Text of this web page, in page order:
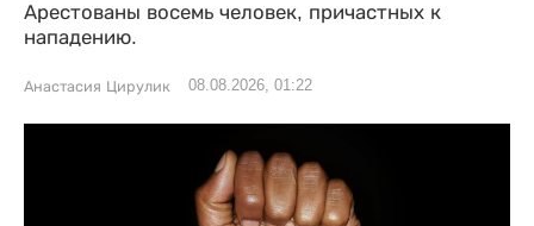
Арестованы восемь человек, причастных к
нападению.
Анастасия Цирулик 08.08.2026, 01:22